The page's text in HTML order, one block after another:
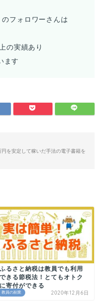
のフォロワーさんは
の実績あり
ます
を安定して稼いだ手法の電子書籍を
教員の副業
ふるさと納税は教員でも利用
できる節税法！とてもオトク
に寄付ができる
2020年12月6日